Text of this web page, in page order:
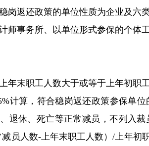
稳岗返还政策的单位性质为企业及
师事务所、以单位形式参保的个体
上年末职工人数大于或等于上年初
计算，符合稳岗返还政策参保单
退休、死亡等正常减员，不列入
员人数-上年末职工人数）/上年初